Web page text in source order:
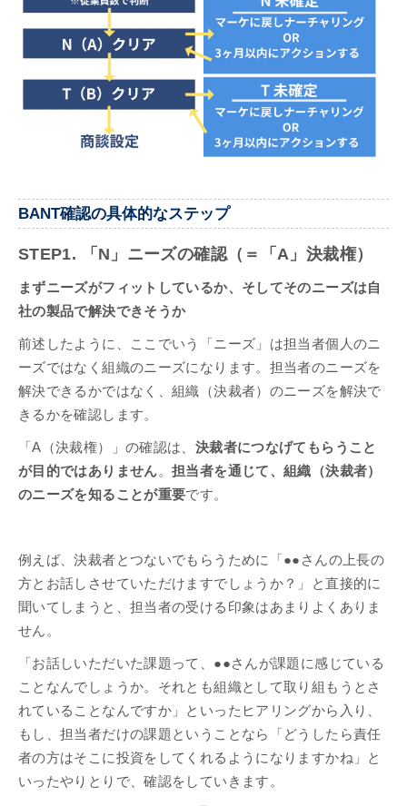
BANT確認の具体的なステップ
STEP1. 「N」ニーズの確認（＝「A」決裁権）
まずニーズがフィットしているか、そしてそのニーズは自
社の製品で解決できそうか
前述したように、ここでいう「ニーズ」は担当者個人のニ
ーズではなく組織のニーズになります。担当者のニーズを
解決できるかではなく、組織（決裁者）のニーズを解決で
きるかを確認します。
「A（決裁権）」の確認は、 決裁者につなげてもらうこと
が目的ではありません。担当者を通じて、組織（決裁者）
のニーズを知ることが重要です。
例えば、決裁者とつないでもらうために「●●さんの上長の
方とお話しさせていただけますでしょうか？」と直接的に
聞いてしまうと、担当者の受ける印象はあまりよくありま
せん。
「お話しいただいた課題って、●●さんが課題に感じている
ことなんでしょうか。それとも組織として取り組もうとさ
れていることなんですか」といったヒアリングから入り、
もし、担当者だけの課題ということなら「どうしたら責任
者の方はそこに投資をしてくれるようになりますかね」と
いったやりとりで、確認をしていきます。